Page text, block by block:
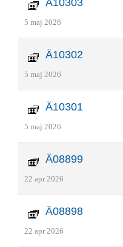
5 maj 2026
Ä10302
5 maj 2026
Ä10301
5 maj 2026
Ä08899
22 apr 2026
Ä08898
22 apr 2026